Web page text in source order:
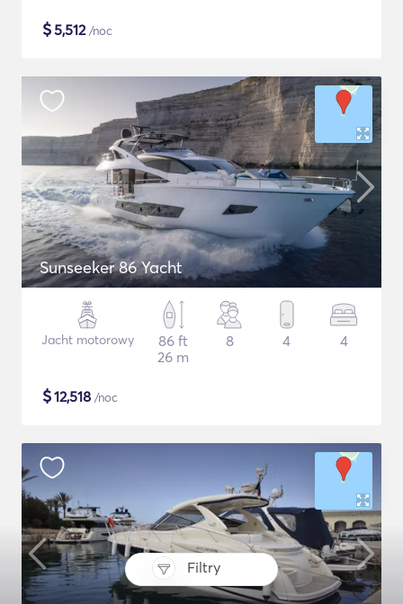
Filtry
$5,512/noc
Sunseeker 86 Yacht
Jacht motorowy
86 ft
26 m
8 4 4
$12,518 /noc